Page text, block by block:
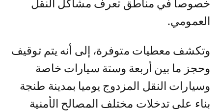
خصوصا في مناطق تعرف مشاكل النقل
العمومي.
وتكشف معطيات متوفرة، إلى أنه يتم توقيف
وحجز ما بين أربعة وستة سيارات خاصة
وسيارات النقل المزدوج يوميا بمدينة طنجة
بناء على تدخلات مختلف المصالح الأمنية